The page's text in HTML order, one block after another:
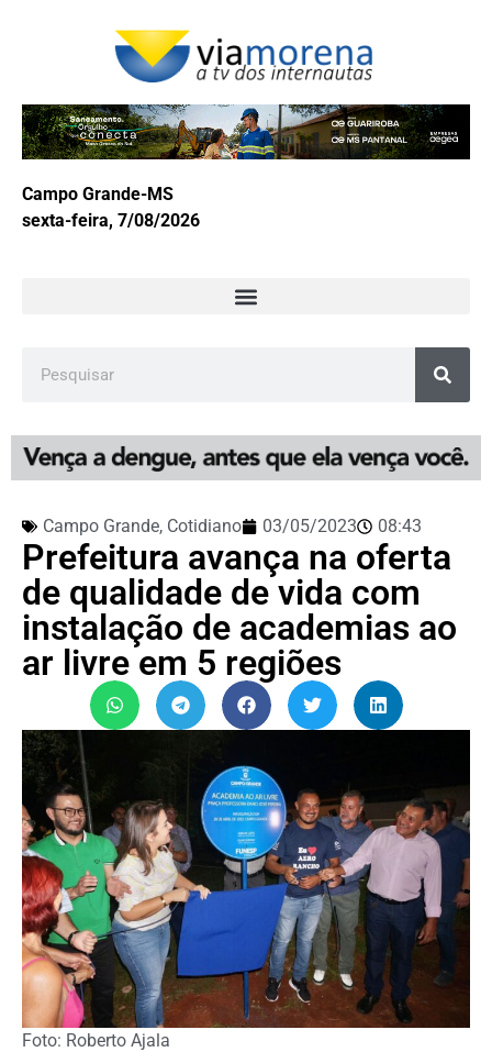
Campo Grande-MS
sexta-feira, 7/08/2026
Campo Grande, Cotidiano 03/05/2023 08:43
Prefeitura avança na oferta
de qualidade de vida com
instalação de academias ao
ar livre em 5 regiões
Foto: Roberto Ajala